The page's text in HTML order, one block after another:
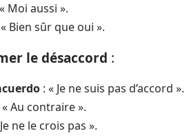
Moi aussi ».
Bien sûr que oui ».
le désaccord :
: « Je ne suis pas d’accord ».
« Au contraire ».
ne le crois pas ».